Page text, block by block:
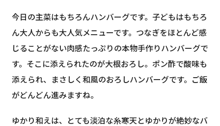
今日の主菜はもちろんハンバーグです。子どもはもちろ
ん大人からも大人気メニューです。つなぎをほとんど感
じることがない肉感たっぷりの本物手作りハンバーグで
す。そこに添えられたのが大根おろし。ポン酢で酸味も
添えられ、まさしく和風のおろしハンバーグです。ご飯
がどんどん進みますね。
ゆかり和えは、とても淡泊な糸寒天とゆかりが絶妙なバ